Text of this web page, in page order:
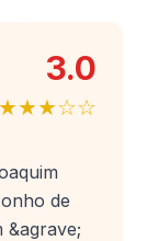
3.0
★★★☆☆
de